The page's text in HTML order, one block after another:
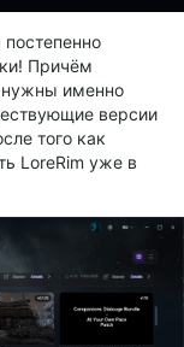
Причём
нужны именно
версии
того как
LoreRim уже в